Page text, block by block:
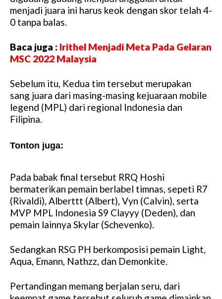
u
t
menjadi juara ini harus keok dengan skor telah 4-
0 tanpa balas.
Baca juga : Irithel Menjadi Meta Pada Gelaran
MSC 2022 Malaysia
Sebelum itu, Kedua tim tersebut merupakan
sang juara dari masing-masing kejuaraan mobile
legend (MPL) dari regional Indonesia dan
Filipina.
Tonton juga:
Video Rekomendasi Untuk Anda
Pada babak final tersebut RRQ Hoshi
bermaterikan pemain berlabel timnas, sepeti R7
(Rivaldi), Alberttt (Albert), Vyn (Calvin), serta
MVP MPL Indonesia S9 Clayyy (Deden), dan
pemain lainnya Skylar (Schevenko).
Sedangkan RSG PH berkomposisi pemain Light,
Aqua, Emann, Nathzz, dan Demonkite.
Pertandingan memang berjalan seru, dari